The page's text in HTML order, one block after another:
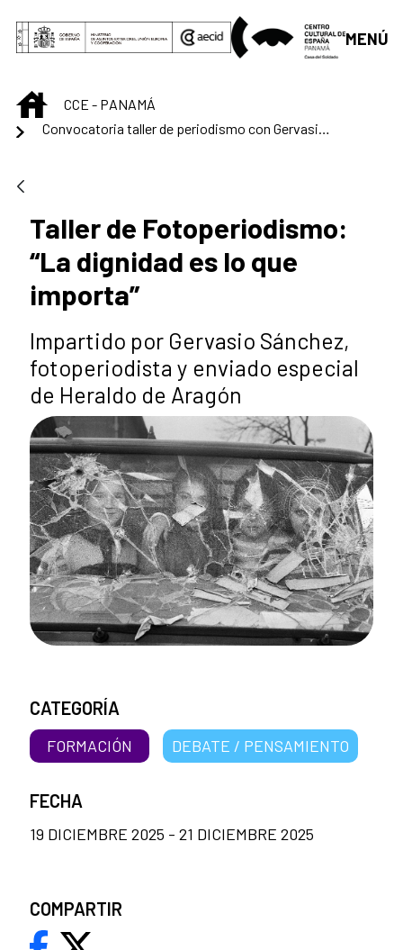
Saltar al contenido principal
MENÚ
INICIOCCE - PANAMÁ
Taller de Fotoperiodismo:
“La dignidad es lo que
importa”
Impartido por Gervasio Sánchez,
fotoperiodista y enviado especial
de Heraldo de Aragón
CATEGORÍA
FORMACIÓN DEBATE / PENSAMIENTO
FECHA
19 DICIEMBRE 2025 - 21 DICIEMBRE 2025
COMPARTIR